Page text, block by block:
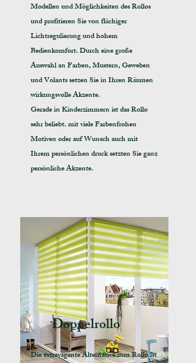
Modellen und Möglichkeiten des Rollos
und profitieren Sie von flächiger
Lichtregulierung und hohem
Bedienkomfort. Durch eine große
Auswahl an Farben, Mustern, Geweben
und Volants setzen Sie in Ihren Räumen
wirkungsvolle Akzente.
Gerade in Kinderzimmern ist das Rollo
sehr beliebt. mit viele Farbenfrohen
Motiven oder auf Wunsch auch mit
Ihrem persönlichen druck setzten Sie ganz
persönliche Akzente.
Doppelrollo
Die extravagante Alternative zum Rollo ist